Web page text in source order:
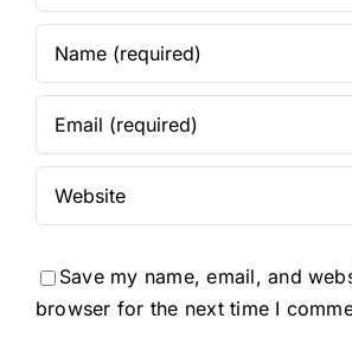
Save my name, email, and
browser for the next time I